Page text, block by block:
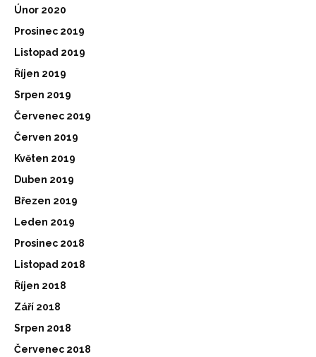
Únor 2020
Prosinec 2019
Listopad 2019
Říjen 2019
Srpen 2019
Červenec 2019
Červen 2019
Květen 2019
Duben 2019
Březen 2019
Leden 2019
Prosinec 2018
Listopad 2018
Říjen 2018
Září 2018
Srpen 2018
Červenec 2018